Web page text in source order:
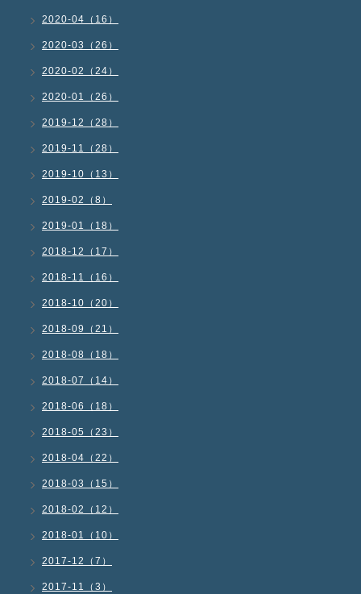
2020-04（16）
2020-03（26）
2020-02（24）
2020-01（26）
2019-12（28）
2019-11（28）
2019-10（13）
2019-02（8）
2019-01（18）
2018-12（17）
2018-11（16）
2018-10（20）
2018-09（21）
2018-08（18）
2018-07（14）
2018-06（18）
2018-05（23）
2018-04（22）
2018-03（15）
2018-02（12）
2018-01（10）
2017-12（7）
2017-11（3）